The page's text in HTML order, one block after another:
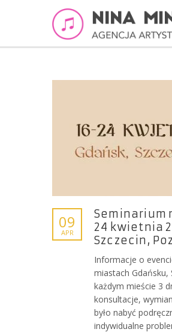
09
APR
Seminarium
24 kwietnia
Szczecin,
Informacje o
miastach Gdańsku,
każdym mieście 3
konsultacje,
było nabyć
indywidualne